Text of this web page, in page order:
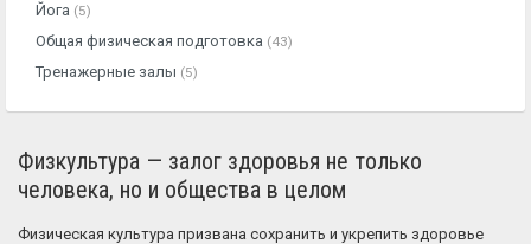
Йога (5)
Общая физическая подготовка (43)
Тренажерные залы (5)
Физкультура — залог здоровья не только
человека, но и общества в целом
Физическая культура призвана сохранить и укрепить здоровье